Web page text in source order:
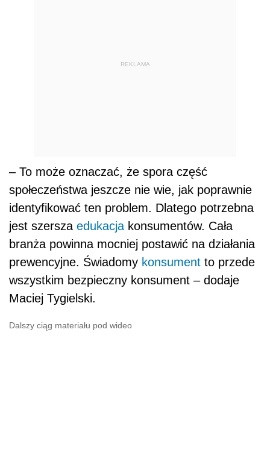
REKLAMA
– To może oznaczać, że spora część
społeczeństwa jeszcze nie wie, jak poprawnie
identyfikować ten problem. Dlatego potrzebna
jest szersza edukacja konsumentów. Cała
branża powinna mocniej postawić na działania
prewencyjne. Świadomy konsument to przede
wszystkim bezpieczny konsument – dodaje
Maciej Tygielski.
Dalszy ciąg materiału pod wideo